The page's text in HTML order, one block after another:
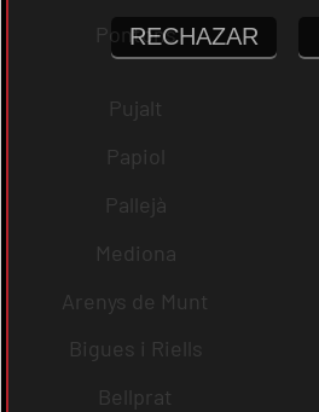
Pontons
Pujalt
Papiol
Pallejà
Mediona
Arenys de Munt
Bigues i Riells
Bellprat
RECHAZAR